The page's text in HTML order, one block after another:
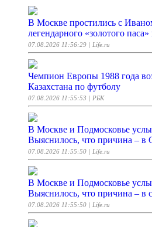
В Москве простились с
легендарного «золотого
07.08.2026 11:56:29 | Life.ru
Чемпион Европы 1988 года
Казахстана по футболу
07.08.2026 11:55:53 | РБК
В Москве и Подмосковье
Выяснилось, что причина – в
07.08.2026 11:55:50 | Life.ru
В Москве и Подмосковье
Выяснилось, что причина – в
07.08.2026 11:55:50 | Life.ru